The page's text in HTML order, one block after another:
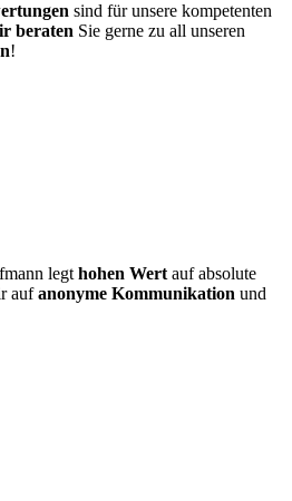
sind für unsere kompetenten
beraten Sie gerne zu all unseren
!
legt hohen Wert auf absolute
aufanonyme Kommunikation und